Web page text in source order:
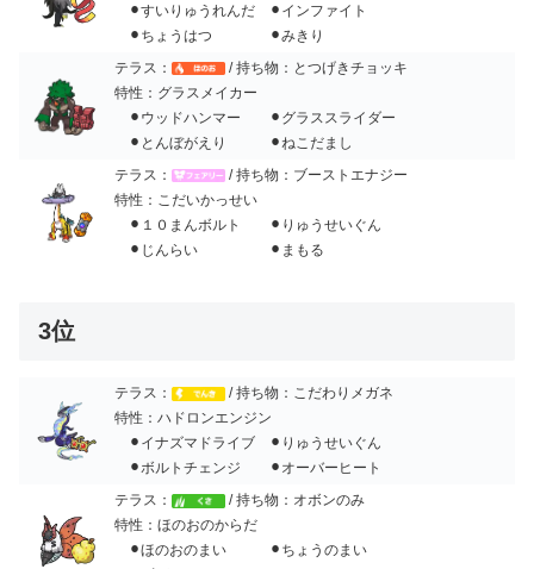
⚫︎すいりゅうれんだ ⚫︎インファイト
⚫︎ちょうはつ ⚫︎みきり
テラス：
/ 持ち物：とつげきチョッキ
特性：グラスメイカー
⚫︎ウッドハンマー ⚫︎グラススライダー
⚫︎とんぼがえり ⚫︎ねこだまし
テラス：
/ 持ち物：ブーストエナジー
特性：こだいかっせい
⚫︎１０まんボルト ⚫︎りゅうせいぐん
⚫︎じんらい ⚫︎まもる
3位
テラス：
/ 持ち物：こだわりメガネ
特性：ハドロンエンジン
⚫︎イナズマドライブ ⚫︎りゅうせいぐん
⚫︎ボルトチェンジ ⚫︎オーバーヒート
テラス：
/ 持ち物：オボンのみ
特性：ほのおのからだ
⚫︎ほのおのまい ⚫︎ちょうのまい